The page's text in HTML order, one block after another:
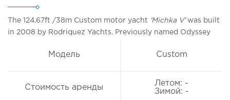
The 124.67ft /38m Custom motor yacht 'Michka V'was built
in 2008 by Rodriquez Yachts. Previously named Odyssey
Модель Custom
Стоимость аренды
Летом: -
Зимой: -